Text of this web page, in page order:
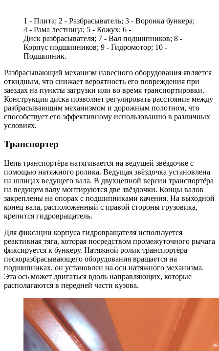
1 - Плита; 2 - Разбрасыватель; 3 - Воронка бункера;
4 - Рама лестница; 5 - Кожух; 6 -
Диск разбрасывателя; 7 - Вал подшипников; 8 -
Корпус подшипников; 9 - Гидромотор; 10 -
Подшипник.
Разбрасывающий механизм навесного оборудования является
откидным, что снижает вероятность его повреждения при
заездах на пункты загрузки или во время транспортировки.
Конструкция диска позволяет регулировать расстояние между
разбрасывающим механизмом и дорожным полотном, что
способствует его эффективному использованию в различных
условиях.
Транспортер
Цепь транспортёра натягивается на ведущей звёздочке с
помощью натяжного ролика. Ведущая звёздочка установлена
на шлицах ведущего вала. В двухцепной версии транспортёра
на ведущем валу монтируются две звёздочки. Концы валов
закреплены на опорах с подшипниками качения. На выходной
конец вала, расположенный с правой стороны грузовика,
крепится гидровращатель.
Для фиксации корпуса гидровращателя используется
реактивная тяга, которая посредством промежуточного рычага
фиксируется к бункеру. Натяжной ролик транспортёра
пескоразбрасывающего оборудования вращается на
подшипниках, он установлен на оси натяжного механизма.
Эта ось может двигаться вдоль направляющих, которые
располагаются в передней части кузова.